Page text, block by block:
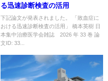
る迅速診断検査の活用
下記論文が発表されました。 「敗血症に
おける迅速診断検査の活用」 橋本英樹 日
本集中治療医学会雑誌 2026 年 33 巻 論
文ID: 33...